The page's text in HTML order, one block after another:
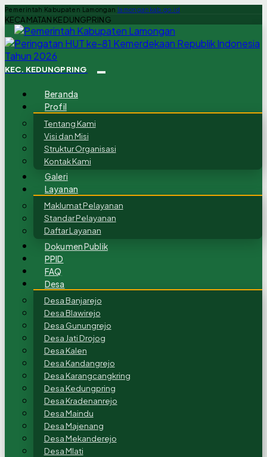
Pemerintah Kabupaten Lamongan lamongankab.go.id
KECAMATAN KEDUNGPRING
KEC. KEDUNGPRING
Beranda
Profil
Tentang Kami
Visi dan Misi
Struktur Organisasi
Kontak Kami
Galeri
Layanan
Maklumat Pelayanan
Standar Pelayanan
Daftar Layanan
Dokumen Publik
PPID
FAQ
Desa
Desa Banjarejo
Desa Blawirejo
Desa Gunungrejo
Desa Jati Drojog
Desa Kalen
Desa Kandangrejo
Desa Karangcangkring
Desa Kedungpring
Desa Kradenanrejo
Desa Maindu
Desa Majenang
Desa Mekanderejo
Desa Mlati